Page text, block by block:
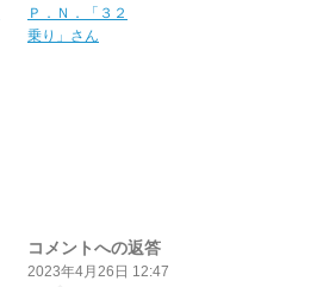
Ｐ．Ｎ．「３２
乗り」さん
コメントへの返答
2023年4月26日 12:47